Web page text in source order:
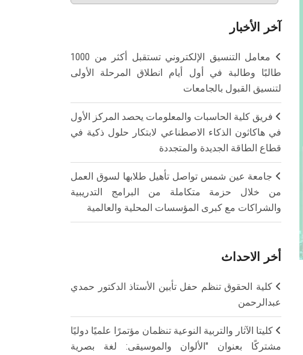
آخر الأخبار
معامل التنسيق الإلكتروني تستقبل أكثر من 1000
طالبًا وطالبة في أول أيام انطلاق المرحلة الأولى
لتنسيق القبول بالجامعات
فريق كلية الحاسبات والمعلومات يحصد المركز الأول
في هاكاثون الذكاء الاصطناعي لابتكار حلول ذكية في
قطاع الطاقة الجديدة والمتجددة
جامعة عين شمس تواصل تأهيل طلابها لسوق العمل
من خلال حزمة متكاملة من البرامج التدريبية
والشراكات مع كبرى المؤسسات المحلية والعالمية
أخر الاحداث
كلية الحقوق تنظم حفل تأبين الأستاذ الدكتور حمدي
عبدالرحمن
كليتا الآثار والتربية النوعية تنظمان مؤتمرًا علميًا دوليًا
مشتركًا بعنوان "الألوان والموسيقى: لغة بصرية